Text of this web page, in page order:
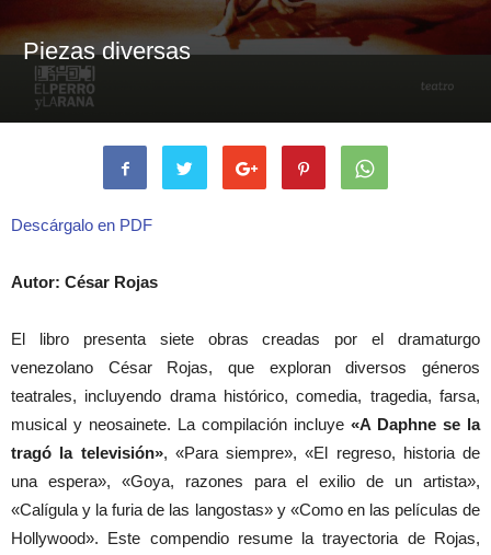
Piezas diversas
Descárgalo en PDF
Autor: César Rojas
El libro presenta siete obras creadas por el dramaturgo
venezolano César Rojas, que exploran diversos géneros
teatrales, incluyendo drama histórico, comedia, tragedia, farsa,
musical y neosainete. La compilación incluye «A Daphne se la
tragó la televisión», «Para siempre», «El regreso, historia de
una espera», «Goya, razones para el exilio de un artista»,
«Calígula y la furia de las langostas» y «Como en las películas de
Hollywood». Este compendio resume la trayectoria de Rojas,